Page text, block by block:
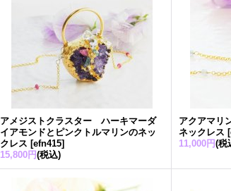
アメジストクラスター ハーキマーダ
イアモンドとピンクトルマリンのネッ
クレス [efn415]
15,800円(税込)
アクアマリ
ネックレス [
11,000円(税